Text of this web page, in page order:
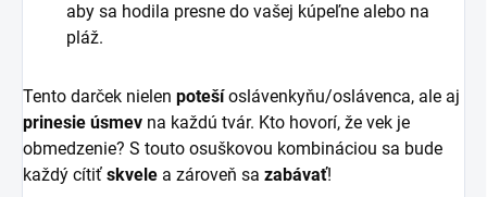
aby sa hodila presne do vašej kúpeľne alebo na
pláž.
Tento darček nielen potešíoslávenkyňu/oslávenca, ale aj
prinesie úsmev na každú tvár. Kto hovorí, že vek je
obmedzenie? S touto osuškovou kombináciou sa bude
každý cítiť skvele a zároveň sa zabávať!